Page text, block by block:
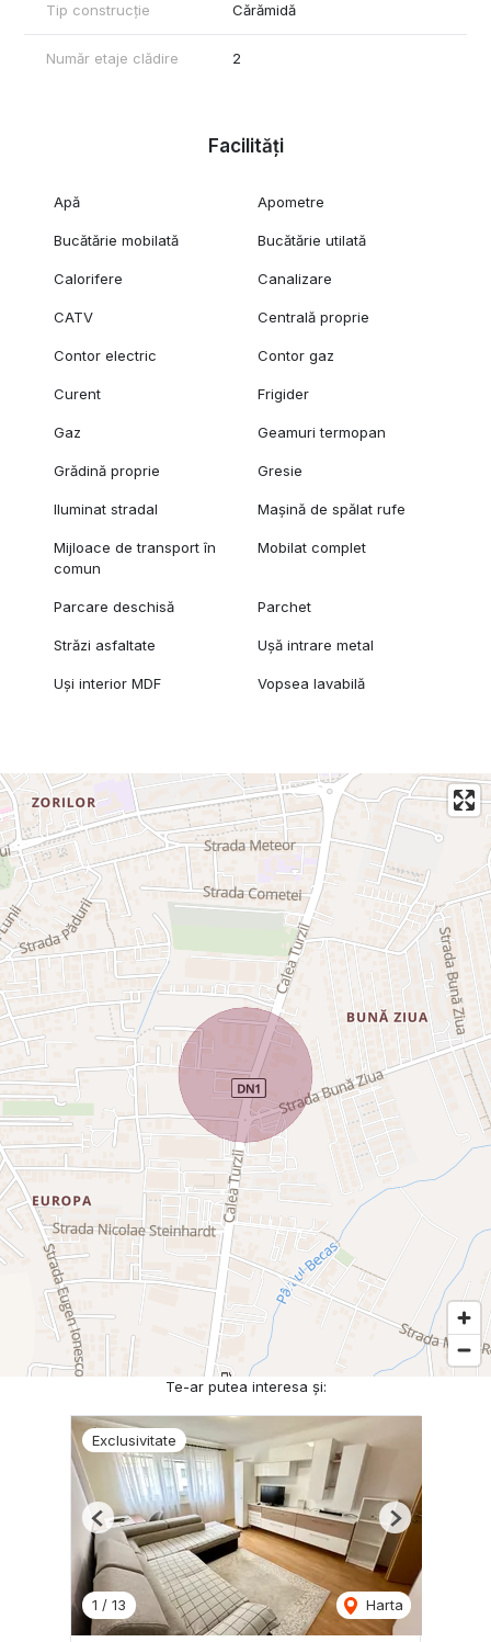
Tip construcție Cărămidă
Număr etaje clădire 2
Facilități
Apă Apometre
Bucătărie mobilată Bucătărie utilată
Calorifere Canalizare
CATV Centrală proprie
Contor electric Contor gaz
Curent Frigider
Gaz Geamuri termopan
Grădină proprie Gresie
Iluminat stradal Mașină de spălat rufe
Mijloace de transport în
comun
Mobilat complet
Parcare deschisă Parchet
Străzi asfaltate Ușă intrare metal
Uși interior MDF Vopsea lavabilă
Te-ar putea interesa și:
Exclusivitate
1 / 13 Harta
Previous Next